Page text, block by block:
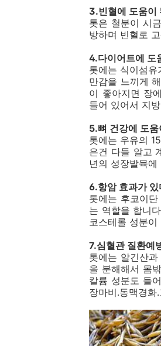
3.빈혈에 도움이
톳은 철분이 시
방하며 빈혈로
4.다이어트에 도
톳에는 식이섬
만감을 느끼게
이 좋아지면 장
들어 있어서 지
5.뼈 건강에 도움
톳에는 우유의
은건 다들 알고
년의 성장발뮥
6.항암 효과가 있
톳에는 후코이
는 역할을 합니
코스테롤 성분
7.심혈관 질환예
톳에는 알긴산
을 분해해서 몸
칼륨 성분도 들
장마비.동맥경